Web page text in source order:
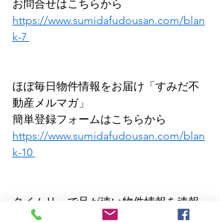
お問合せはこちらから
https://www.sumidafudousan.com/blan
k-7
ほぼ毎日物件情報をお届け「すみだ不
動産メルマガ」
簡単登録フォームはこちらから
https://www.sumidafudousan.com/blan
k-10
タイムリーで足が速い物件情報を速報
するすみだ不動産ＬＩＮＥ